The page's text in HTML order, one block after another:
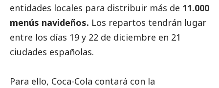
entidades locales para distribuir más de 11.000
menús navideños. Los repartos tendrán lugar
entre los días 19 y 22 de diciembre en 21
ciudades españolas.
Para ello, Coca-Cola contará con la